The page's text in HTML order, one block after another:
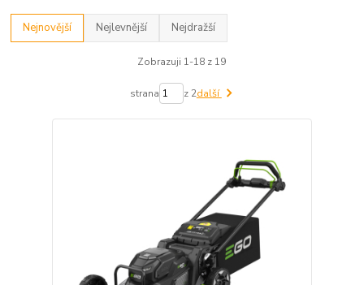
Nejnovější Nejlevnější Nejdražší
Zobrazuji 1-18 z 19
strana z 2další